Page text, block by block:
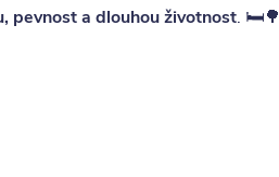
pevnost a dlouhou životnost. 🛏️🌳